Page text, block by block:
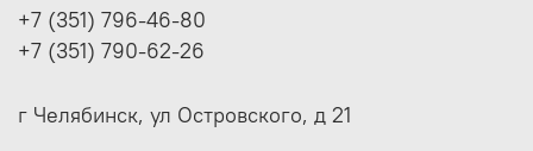
+7 (351) 796-46-80
+7 (351) 790-62-26
г Челябинск, ул Островского, д 21